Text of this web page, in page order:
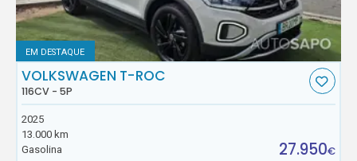
EM DESTAQUE
VOLKSWAGEN T-ROC
116CV - 5P
2025
13.000 km
Gasolina
27.950€